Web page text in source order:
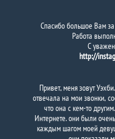
Спасибо большое Вам
Работа
С
http://
Привет, меня зовут
отвечала на мои звонки,
что она с кем-то
Интернете. они были
каждым шагом моей